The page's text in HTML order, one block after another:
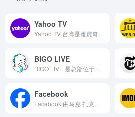
Yahoo TV
BIGO LIVE
Facebook